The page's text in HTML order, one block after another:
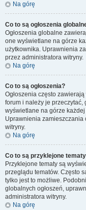
Na górę
Co to są ogłoszenia
Ogłoszenia globalne
one wyświetlane na górze
użytkownika. Uprawnienia
przez administratora witryny.
Na górę
Co to są ogłoszenia?
Ogłoszenia często
forum i należy je przeczytać,
wyświetlane na górze każdej
Uprawnienia zamieszczania
witryny.
Na górę
Co to są przyklejone
Przyklejone tematy są
przeglądu tematów. Często
tylko jest to możliwe.
globalnych ogłoszeń,
administratora witryny.
Na górę